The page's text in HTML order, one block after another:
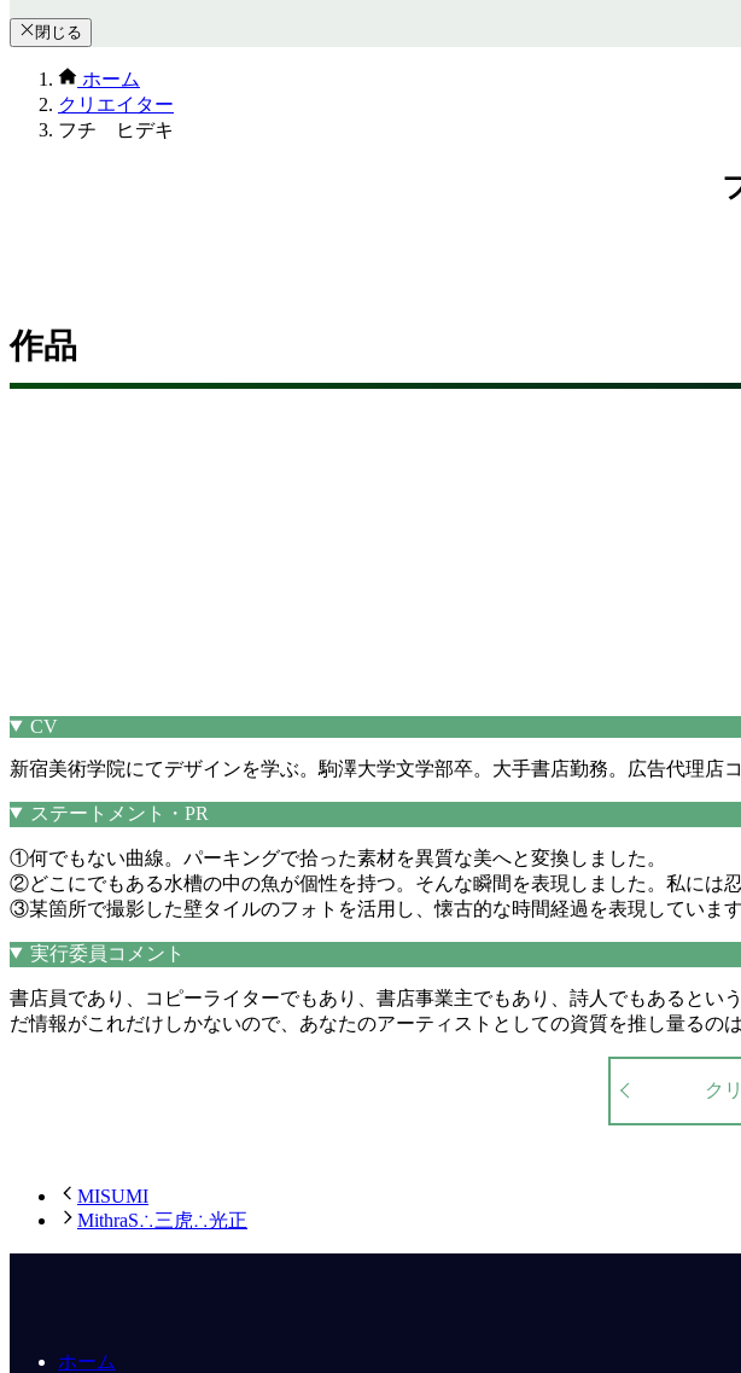
閉じる
ホーム
クリエイター
フチ ヒデキ
作品
CV
新宿美術学院にてデザインを学ぶ。駒澤大学文学部卒。大手書店勤務。広告代理店
ステートメント・PR
①何でもない曲線。パーキングで拾った素材を異質な美へと変換しました。
②どこにでもある水槽の中の魚が個性を持つ。そんな瞬間を表現しました。私には忍
③某箇所で撮影した壁タイルのフォトを活用し、懐古的な時間経過を表現していま
実行委員コメント
書店員であり、コピーライターでもあり、書店事業主でもあり、詩人でもあると
だ情報がこれだけしかないので、あなたのアーティストとしての資質を推し量るの
ク
MISUMI
MithraS∴三虎∴光正
ホーム